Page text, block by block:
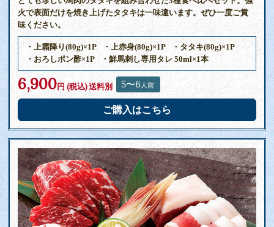
火で表面だけを焼き上げたタタキは一味違います。ぜひ一度ご賞
味ください。
・上霜降り(80g)×1P ・上赤身(80g)×1P
・タタキ(80g)×1P
・おろしポン酢×1P
・鮮馬刺し専用タレ 50ml×1本
6,900円 (税込)送料別 5〜6 人前
ご購入はこちら